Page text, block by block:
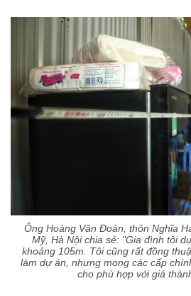
Ông Hoàng Văn Đoàn, thôn Nghĩa
Mỹ, Hà Nội chia sẻ: "Gia đình tôi
khoảng 105m. Tôi cũng rất đồng
làm dự án, nhưng mong các cấp
cho phù hợp với giá